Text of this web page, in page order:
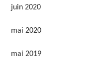
juin 2020
mai 2020
mai 2019